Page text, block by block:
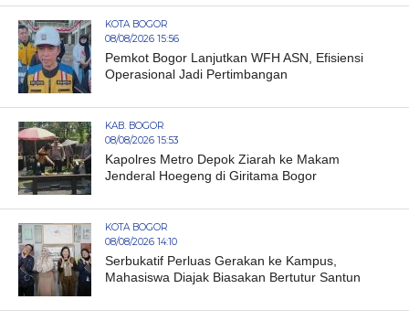
KOTA BOGOR
08/08/2026 15:56
Pemkot Bogor Lanjutkan WFH ASN, Efisiensi
Operasional Jadi Pertimbangan
KAB. BOGOR
08/08/2026 15:53
Kapolres Metro Depok Ziarah ke Makam
Jenderal Hoegeng di Giritama Bogor
KOTA BOGOR
08/08/2026 14:10
Serbukatif Perluas Gerakan ke Kampus,
Mahasiswa Diajak Biasakan Bertutur Santun